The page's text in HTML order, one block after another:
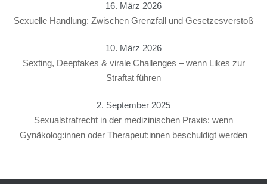
16. März 2026
Sexuelle Handlung: Zwischen Grenzfall und Gesetzesverstoß
10. März 2026
Sexting, Deepfakes & virale Challenges – wenn Likes zur
Straftat führen
2. September 2025
Sexualstrafrecht in der medizinischen Praxis: wenn
Gynäkolog:innen oder Therapeut:innen beschuldigt werden